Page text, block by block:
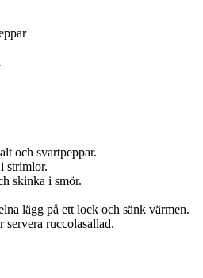
och svartpeppar.
strimlor.
skinka i smör.
lägg på ett lock och sänk värmen.
servera ruccolasallad.